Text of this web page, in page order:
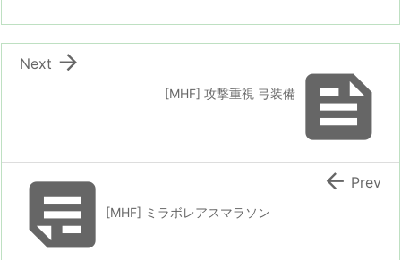

[MHF] 攻撃重視 弓装備

Next
[MHF] ミラボレアスマラソン
 Prev